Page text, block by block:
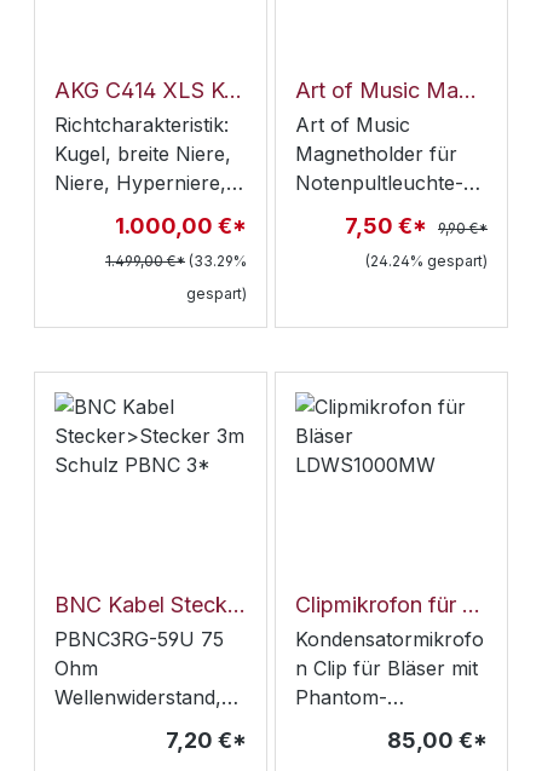
AKG C414 XLS Kondensator-Großmembranmikrofon (B)*
Richtcharakteristik:
Kugel, breite Niere,
Niere, Hyperniere,
Acht und 4
Zwischenstellungen
Membrangröße:
1"Low Cut: Drei
schaltbare Bass-
Vorabschwächungsf
ilterLieferumfang:C4
14 XLSH85
Stativanschlusskom
1.000,00 €*
1.499,00 €* (33.29%
gespart)
Art of Music Magnetholder für Notenpultleuchte*
Art of Music
Magnetholder für
Notenpultleuchte-
die perfekte
Ergänzung für Ihr
Music Light von
passend für die K&M
12259
7,50 €*
9,90 €*
(24.24% gespart)
BNC Kabel Stecker>Stecker 3m Schulz PBNC 3*
PBNC3RG-59U 75
Ohm
Wellenwiderstand,
Koaxialkabel2
7,20 €*
Clipmikrofon für Bläser LDWS1000MW
Kondensatormikrofo
n Clip für Bläser mit
Phantom-
Adapter50-
18000Hz, 133dB
85,00 €*